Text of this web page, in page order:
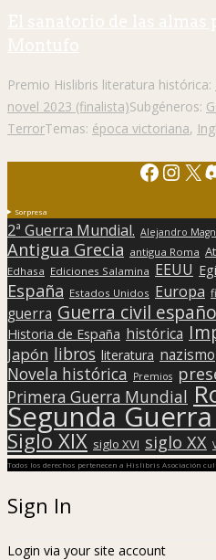
El sanatorio de las almas
Montufo
Premio Hislibris literatura histórica:
novel 2023 (finalista)Subgéneros:
TerrorTemas: época victoriana,
X
Sorpresa
2ª Guerra Mundial. Alejandro
Antigua Grecia antigua Roma
Edhasa Ediciones Salamina EEUU
España Estados Unidos Europa
guerra Guerra civil
Historia de España histórica
Japón libros literatura nazismo
Novela histórica Premios
Primera Guerra Mundial
Segunda
Siglo XIX siglo XVI siglo XX
Todos los derechos pertenecen a Hislibris Asociación
Sign In
Login via your site account